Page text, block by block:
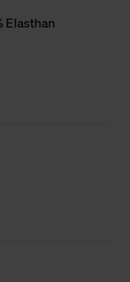
Elasthan